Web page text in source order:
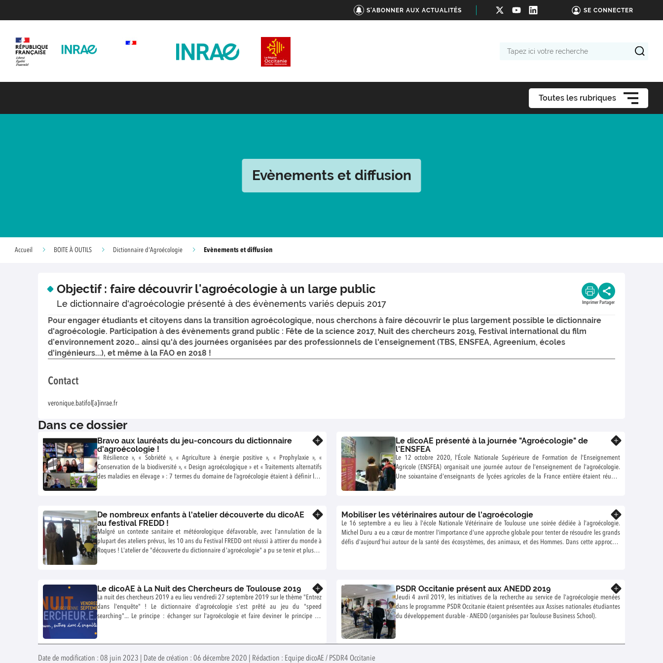
S'ABONNER AUX ACTUALITÉS SE CONNECTER
Toutes les rubriques
Evènements et diffusion
Accueil BOITE À OUTILS Dictionnaire d'Agroécologie Evènements et diffusion
Objectif : faire découvrir l'agroécologie à un large public
Le dictionnaire d'agroécologie présenté à des évènements variés depuis 2017 Imprimer Partager
Pour engager étudiants et citoyens dans la transition agroécologique, nous cherchons à faire découvrir le plus largement possible le dictionnaire
d'agroécologie. Participation à des évènements grand public : Fête de la science 2017, Nuit des chercheurs 2019, Festival international du film
d’environnement 2020… ainsi qu'à des journées organisées par des professionnels de l'enseignement (TBS, ENSFEA, Agreenium, écoles
d'ingénieurs...), et même à la FAO en 2018 !
Contact
veronique.batifol[a]inrae.fr
Dans ce dossier
Bravo aux lauréats du jeu-concours du dictionnaire
d'agroécologie !
« Résilience », « Sobriété », « Agriculture à énergie positive », « Prophylaxie », «
Conservation de la biodiversité », « Design agroécologique » et « Traitements alternatifs
des maladies en élevage » : 7 termes du domaine de l’agroécologie étaient à définir lors
Université de Lorraine ayant défini respectivement « Design agroécologique » et «
Traitements alternatifs des maladies en élevage ». Les enseignants ont trouvé l’exercice
original pour approfondir l’autonomie, les connaissances et les compétences en synthèse
et vulgarisation des étudiants.
Le dicoAE présenté à la journée "Agroécologie" de
l'ENSFEA
Le 12 octobre 2020, l’École Nationale Supérieure de Formation de l'Enseignement
Agricole (ENSFEA) organisait une journée autour de l'enseignement de l'agroécologie.
Une soixantaine d'enseignants de lycées agricoles de la France entière étaient réunis.
De nombreux enfants à l'atelier découverte du dicoAE
au festival FREDD !
Malgré un contexte sanitaire et météorologique défavorable, avec l'annulation de la
plupart des ateliers prévus, les 10 ans du Festival FREDD ont réussi à attirer du monde à
Roques ! L'atelier de "découverte du dictionnaire d'agroécologie" a pu se tenir et plus de
Mobiliser les vétérinaires autour de l'agroécologie
Le 16 septembre a eu lieu à l'école Nationale Vétérinaire de Toulouse une soirée dédiée à l'agroécologie.
Michel Duru a eu a cœur de montrer l'importance d'une approche globale pour tenter de résoudre les grands
défis d'aujourd'hui autour de la santé des écosystèmes, des animaux, et des Hommes. Dans cette approche,
Le dicoAE à La Nuit des Chercheurs de Toulouse 2019
La nuit des chercheurs 2019 a eu lieu vendredi 27 septembre 2019 sur le thème "Entrez
dans l'enquête" ! Le dictionnaire d'agroécologie s'est prêté au jeu du "speed
searching"... Le principe : échanger sur l'agroécologie et faire deviner le principe du
PSDR Occitanie présent aux ANEDD 2019
Jeudi 4 avril 2019, les initiatives de la recherche au service de l'agroécologie menées
dans le programme PSDR Occitanie étaient présentées aux Assises nationales étudiantes
du développement durable - ANEDD (organisées par Toulouse Business School).
Date de modification : 08 juin 2023 | Date de création : 06 décembre 2020 | Rédaction : Equipe dicoAE / PSDR4 Occitanie